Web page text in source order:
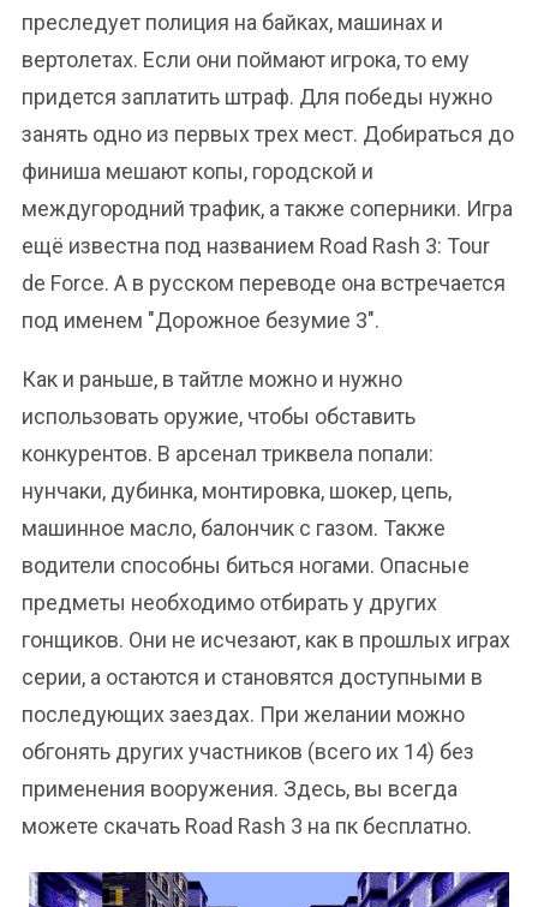
преследует полиция на байках, машинах и
вертолетах. Если они поймают игрока, то ему
придется заплатить штраф. Для победы нужно
занять одно из первых трех мест. Добираться до
финиша мешают копы, городской и
междугородний трафик, а также соперники. Игра
ещё известна под названием Road Rash 3: Tour
de Force. А в русском переводе она встречается
под именем "Дорожное безумие 3".
Как и раньше, в тайтле можно и нужно
использовать оружие, чтобы обставить
конкурентов. В арсенал триквела попали:
нунчаки, дубинка, монтировка, шокер, цепь,
машинное масло, балончик с газом. Также
водители способны биться ногами. Опасные
предметы необходимо отбирать у других
гонщиков. Они не исчезают, как в прошлых играх
серии, а остаются и становятся доступными в
последующих заездах. При желании можно
обгонять других участников (всего их 14) без
применения вооружения. Здесь, вы всегда
можете скачать Road Rash 3 на пк бесплатно.